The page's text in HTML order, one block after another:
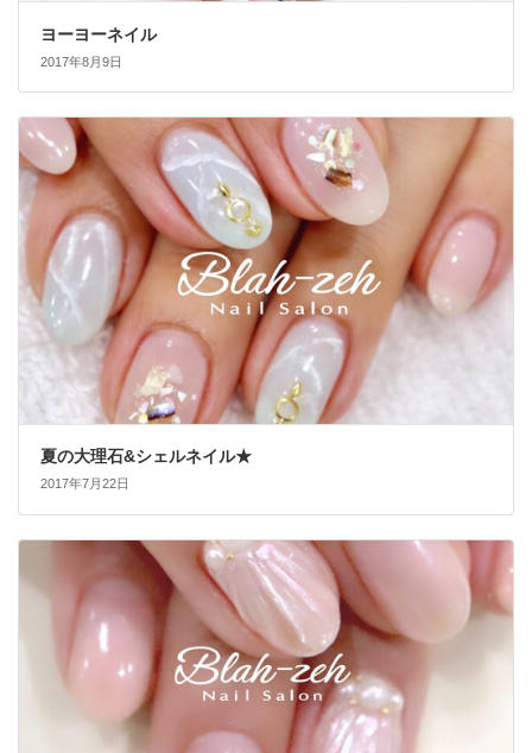
ヨーヨーネイル
2017年8月9日
夏の大理石&シェルネイル★
2017年7月22日